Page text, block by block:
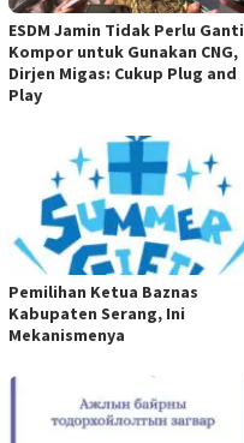
ESDM Jamin Tidak Perlu Ganti
Kompor untuk Gunakan CNG,
Dirjen Migas: Cukup Plug and
Play
Pemilihan Ketua Baznas
Kabupaten Serang, Ini
Mekanismenya